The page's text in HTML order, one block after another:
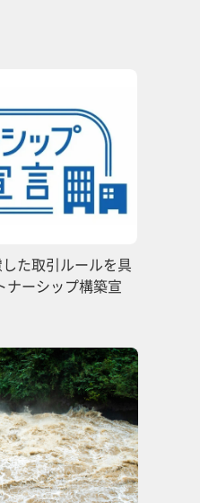
た取引ルールを具
ーシップ構築宣